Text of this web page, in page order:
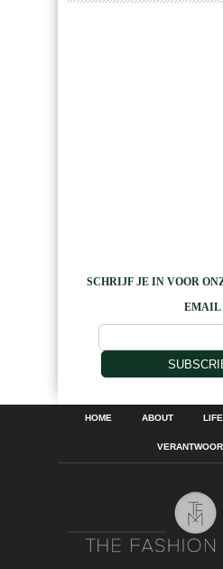
SCHRIJF JE IN VOOR
EMAIL
HOME ABOUT